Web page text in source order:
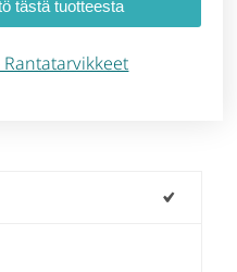
tästä tuotteesta
Rantatarvikkeet